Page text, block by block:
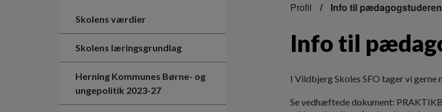
Skolens værdier
Skolens læringsgrundlag
Herning Kommunes Børne- og
ungepolitik 2023-27
Profil Info til
Info til
I Vildbjerg Skoles SFO tager vi
Se vedhæftede dokument: